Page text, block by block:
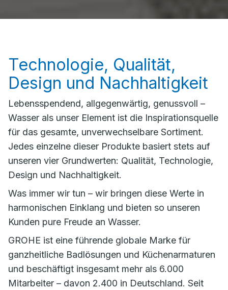
Technologie, Qualität,
Design und Nachhaltigkeit
Lebensspendend, allgegenwärtig, genussvoll –
Wasser als unser Element ist die Inspirationsquelle
für das gesamte, unverwechselbare Sortiment.
Jedes einzelne dieser Produkte basiert stets auf
unseren vier Grundwerten: Qualität, Technologie,
Design und Nachhaltigkeit.
Was immer wir tun – wir bringen diese Werte in
harmonischen Einklang und bieten so unseren
Kunden pure Freude an Wasser.
GROHE ist eine führende globale Marke für
ganzheitliche Badlösungen und Küchenarmaturen
und beschäftigt insgesamt mehr als 6.000
Mitarbeiter – davon 2.400 in Deutschland. Seit